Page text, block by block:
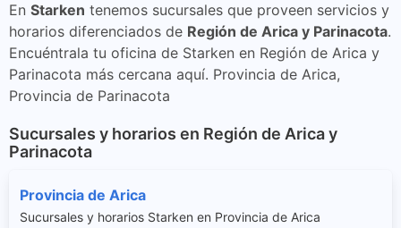
En Starken tenemos sucursales que proveen servicios y
horarios diferenciados de Región de Arica y Parinacota.
Encuéntrala tu oficina de Starken en Región de Arica y
Parinacota más cercana aquí. Provincia de Arica,
Provincia de Parinacota
Sucursales y horarios en Región de Arica y
Parinacota
Provincia de Arica
Sucursales y horarios Starken en Provincia de Arica